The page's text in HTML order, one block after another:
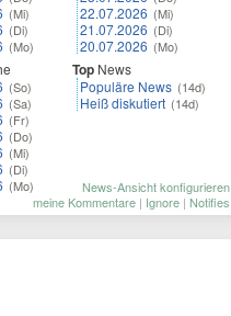
(Mi)
(Di)
(Mo)
(So)
(Sa)
(Fr)
(Do)
(Mi)
(Di)
(Mo)
22.07.2026 (Mi)
21.07.2026 (Di)
20.07.2026 (Mo)
Top News
Populäre News (14d)
Heiß diskutiert (14d)
News-Ansicht konfigurieren
meine Kommentare | Ignore | Notifies